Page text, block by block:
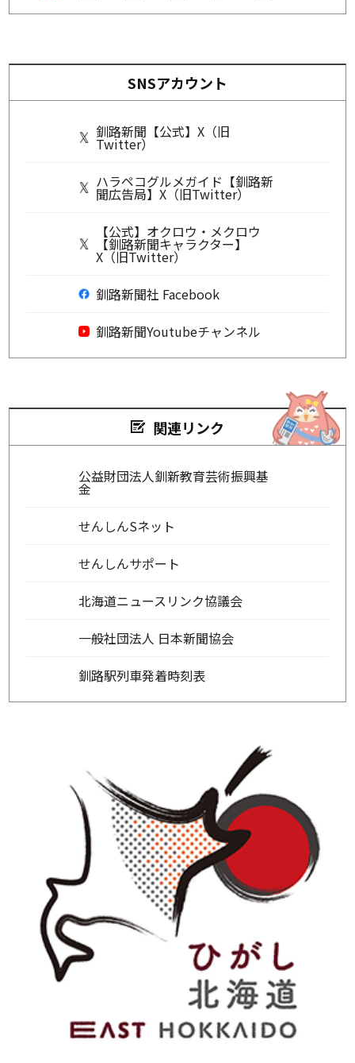
SNSアカウント
釧路新聞【公式】X（旧
Twitter）
ハラペコグルメガイド【釧路新
聞広告局】X（旧Twitter）
【公式】オクロウ・メクロウ
【釧路新聞キャラクター】
X（旧Twitter）
釧路新聞社 Facebook
釧路新聞Youtubeチャンネル
関連リンク
公益財団法人釧新教育芸術振興基
金
せんしんSネット
せんしんサポート
北海道ニュースリンク協議会
一般社団法人 日本新聞協会
釧路駅列車発着時刻表